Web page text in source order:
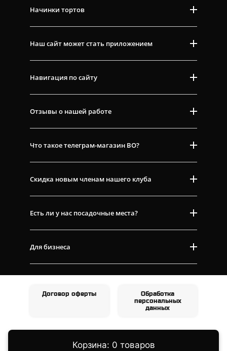
Начинки тортов
Наш сайт может стать приложением
Навигация по сайту
Отзывы о нашей работе
Что такое телеграм-магазин ВО?
Скидка новым членам нашего клуба
Есть ли у нас посадочные места?
Для бизнеса
Договор оферты
Обработка
персональных
данных
Корзина: 0 товаров